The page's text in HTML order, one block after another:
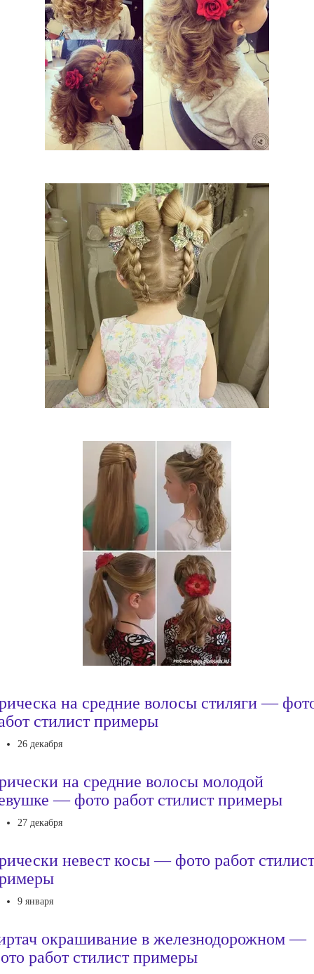
на средние волосы стиляги —
стилист примеры
26 декабря
на средние волосы молодой
— фото работ стилист примеры
27 декабря
невест косы — фото работ стилист
9 января
окрашивание в железнодорожном —
работ стилист примеры